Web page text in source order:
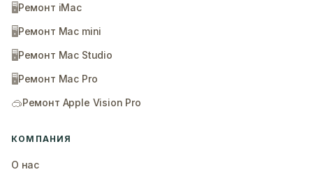
🖥️Ремонт iMac
🖥️Ремонт Mac mini
🖥️Ремонт Mac Studio
🖥️Ремонт Mac Pro
🥽Ремонт Apple Vision Pro
КОМПАНИЯ
О нас